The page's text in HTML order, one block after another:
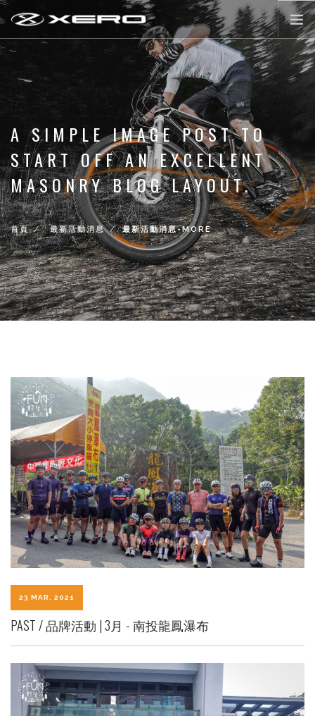
XERO WORLD
最新活動消息
登入/註冊
前往購物
LANGUAGE
A SIMPLE IMAGE POST TO
START OFF AN EXCELLENT
MASONRY BLOG LAYOUT.
首頁 最新活動消息 最新活動消息-MORE
23 MAR, 2021
PAST / 品牌活動 | 3月 - 南投龍鳳瀑布